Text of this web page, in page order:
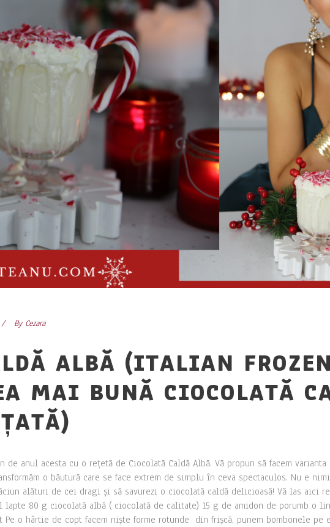
By Cezara
ALBĂ (ITALIAN
MAI BUNĂ CIOCOLATĂ
de anul acesta cu o rețetă de Ciocolată Caldă Albă. Vă propun să facem
o băutură care se face extrem de simplu în ceva spectaculos. Nu e
alături de cei dragi și să savurezi o ciocolată caldă delicioasă! Vă las aici
80 g ciocolată albă ( ciocolată de calitate) 15 g de amidon de porumb o
o hârtie de copt facem niște forme rotunde din frișcă, punem bombonele pe